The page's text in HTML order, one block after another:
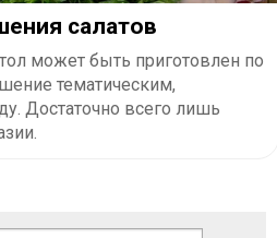
салатов
может быть приготовлен по
тематическим,
Достаточно всего лишь